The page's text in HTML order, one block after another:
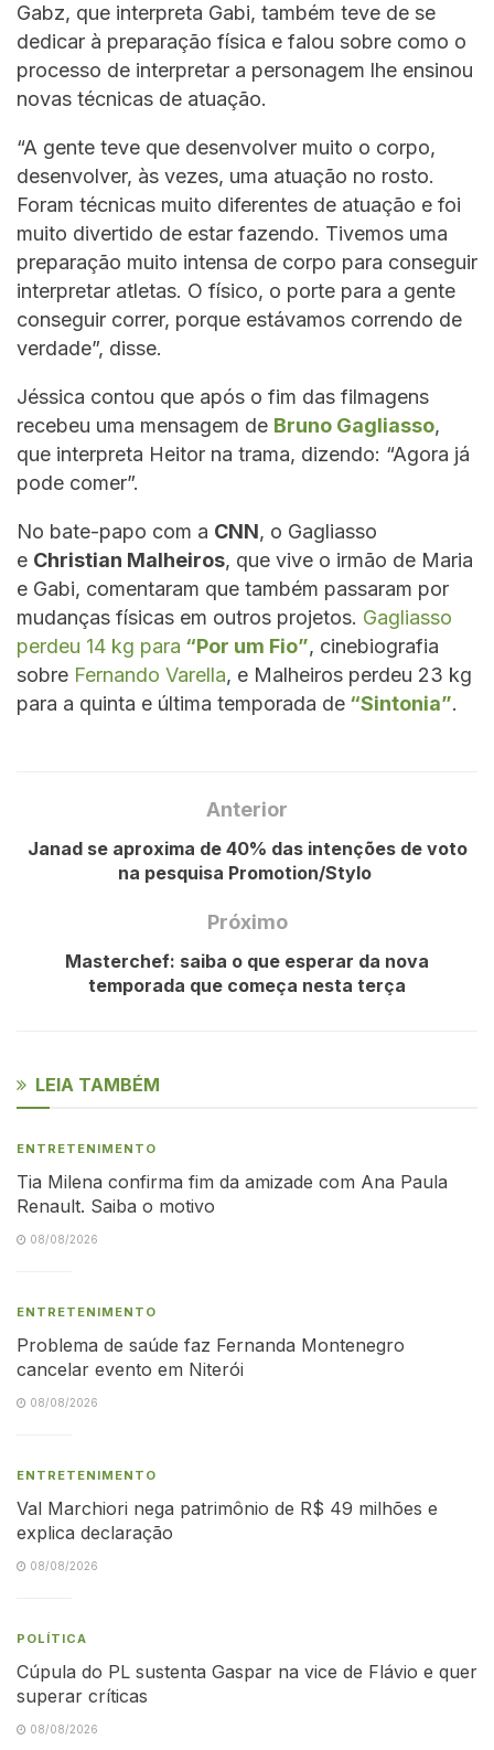
Gabz, que interpreta Gabi, também teve de se
dedicar à preparação física e falou sobre como o
processo de interpretar a personagem lhe ensinou
novas técnicas de atuação.
“A gente teve que desenvolver muito o corpo,
desenvolver, às vezes, uma atuação no rosto.
Foram técnicas muito diferentes de atuação e foi
muito divertido de estar fazendo. Tivemos uma
preparação muito intensa de corpo para conseguir
interpretar atletas. O físico, o porte para a gente
conseguir correr, porque estávamos correndo de
verdade”, disse.
Jéssica contou que após o fim das filmagens
recebeu uma mensagem de Bruno Gagliasso,
que interpreta Heitor na trama, dizendo: “Agora já
pode comer”.
No bate-papo com a CNN, o Gagliasso
e Christian Malheiros, que vive o irmão de Maria
e Gabi, comentaram que também passaram por
mudanças físicas em outros projetos. Gagliasso
perdeu 14 kg para “Por um Fio”, cinebiografia
sobre Fernando Varella, e Malheiros perdeu 23 kg
para a quinta e última temporada de “Sintonia”.
Anterior
Janad se aproxima de 40% das intenções de voto
na pesquisa Promotion/Stylo
Próximo
Masterchef: saiba o que esperar da nova
temporada que começa nesta terça
LEIA TAMBÉM
ENTRETENIMENTO
Tia Milena confirma fim da amizade com Ana Paula
Renault. Saiba o motivo
08/08/2026
ENTRETENIMENTO
Problema de saúde faz Fernanda Montenegro
cancelar evento em Niterói
08/08/2026
ENTRETENIMENTO
Val Marchiori nega patrimônio de R$ 49 milhões e
explica declaração
08/08/2026
POLÍTICA
Cúpula do PL sustenta Gaspar na vice de Flávio e quer
superar críticas
08/08/2026